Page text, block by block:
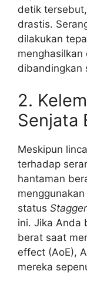
detik
drastis.
dilakukan
menghasilkan
dibandingkan
2.
Senjata
Meskipun
terhadap
hantaman
status Stagger
ini. Jika Anda
berat saat
effect (AoE),
mereka